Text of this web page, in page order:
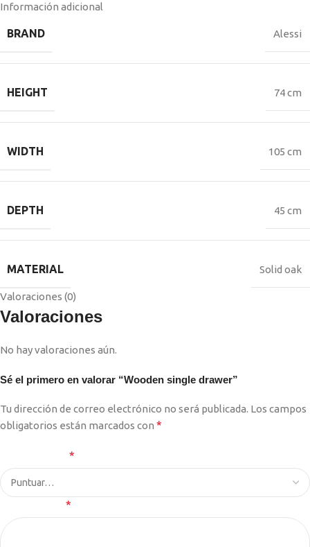
Información adicional
BRAND Alessi
HEIGHT 74 cm
WIDTH 105 cm
DEPTH 45 cm
MATERIAL Solid oak
Valoraciones (0)
Valoraciones
No hay valoraciones aún.
Sé el primero en valorar “Wooden single drawer”
Tu dirección de correo electrónico no será publicada. Los campos
obligatorios están marcados con *
*
*